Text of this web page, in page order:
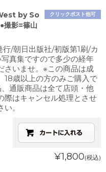
クリックポスト他可
by So
影=篠山
行/朝日出版社/初版第1刷/カ
真集ですので多少の経年
さいませ。※この商品は成
18歳以上の方のみご購入で
通販商品は全て店頭・他
際はキャンセル処理とさせ
。
¥1,800(税込)